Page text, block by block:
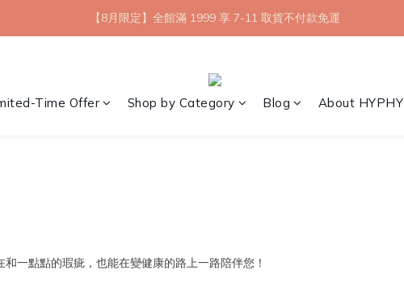
【8月限定】全館滿 1999 享 7-11 取貨不付款免運
【8月限定】全館滿 1999 享 7-11 取貨不付款免運
新會員首購 7-11 店到店免運 點我成為HYPHY Girl
Time Offer Shop by Category Blog About HYPHY
一點點的瑕疵，也能在變健康的路上一路陪伴您！